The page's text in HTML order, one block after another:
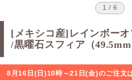
1 / 6
[メキシコ産]レインボー
/黒曜石スフィア（49.5mm
8月16日(日)10時～21日(金)のご注文